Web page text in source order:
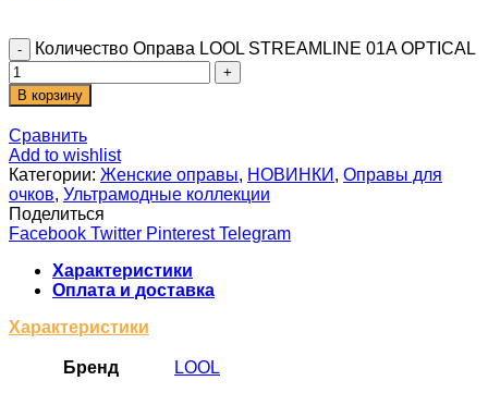
Количество Оправа LOOL STREAMLINE 01A OPTICAL
В корзину
Сравнить
Add to wishlist
Категории: Женские оправы, НОВИНКИ , Оправы для
очков, Ультрамодные коллекции
Поделиться
Facebook Twitter Pinterest Telegram
Характеристики
Оплата и доставка
Характеристики
Бренд LOOL